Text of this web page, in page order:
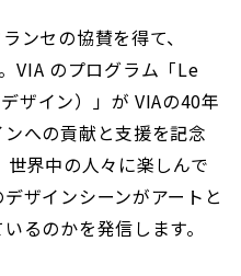
ンセの協賛を得て、
VIA のプログラム「Le
ザイン）」が VIAの40年
への貢献と支援を記念
世界中の人々に楽しんで
ザインシーンがアートと
るのかを発信します。